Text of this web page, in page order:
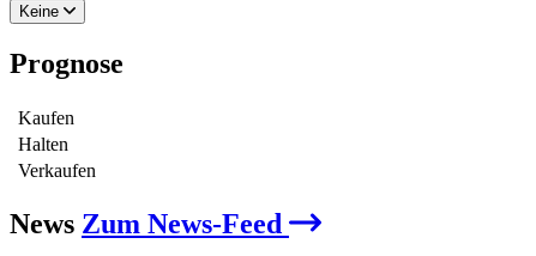
Keine
Prognose
Kaufen
Halten
Verkaufen
News Zum News-Feed